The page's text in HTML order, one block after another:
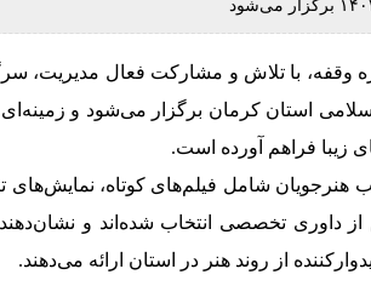
وقفه، با تلاش و مشارکت فعال مدیریت،
استان کرمان برگزار می‌شود و
زیبا فراهم آورده است.
هنرجویان شامل فیلم‌های کوتاه، نمایش‌های
داوری تخصصی انتخاب شده‌اند و
از روند هنر در استان ارائه می‌دهند.